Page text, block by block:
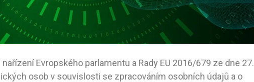
Evropského parlamentu a Rady EU 2016/679 ze dne 27.
osob v souvislosti se zpracováním osobních údajů a o